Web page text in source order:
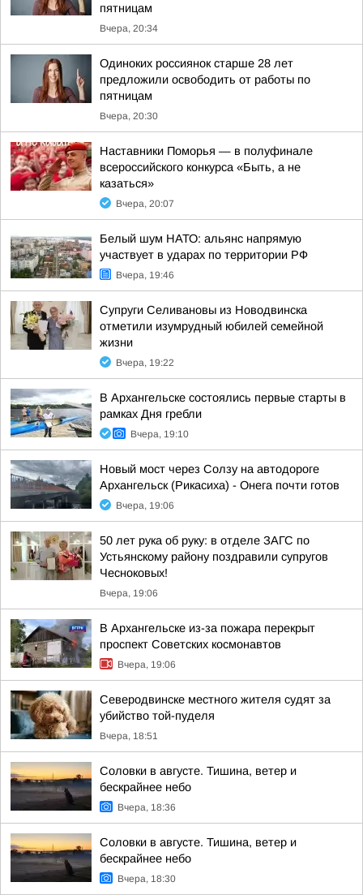
пятницам
Вчера, 20:34
Одиноких россиянок старше 28 лет
предложили освободить от работы по
пятницам
Вчера, 20:30
Наставники Поморья — в полуфинале
всероссийского конкурса «Быть, а не
казаться»
Вчера, 20:07
Белый шум НАТО: альянс напрямую
участвует в ударах по территории РФ
Вчера, 19:46
Супруги Селивановы из Новодвинска
отметили изумрудный юбилей семейной
жизни
Вчера, 19:22
В Архангельске состоялись первые старты в
рамках Дня гребли
Вчера, 19:10
Новый мост через Солзу на автодороге
Архангельск (Рикасиха) - Онега почти готов
Вчера, 19:06
50 лет рука об руку: в отделе ЗАГС по
Устьянскому району поздравили супругов
Чесноковых!
Вчера, 19:06
В Архангельске из-за пожара перекрыт
проспект Советских космонавтов
Вчера, 19:06
Северодвинске местного жителя судят за
убийство той-пуделя
Вчера, 18:51
Соловки в августе. Тишина, ветер и
бескрайнее небо
Вчера, 18:36
Соловки в августе. Тишина, ветер и
бескрайнее небо
Вчера, 18:30